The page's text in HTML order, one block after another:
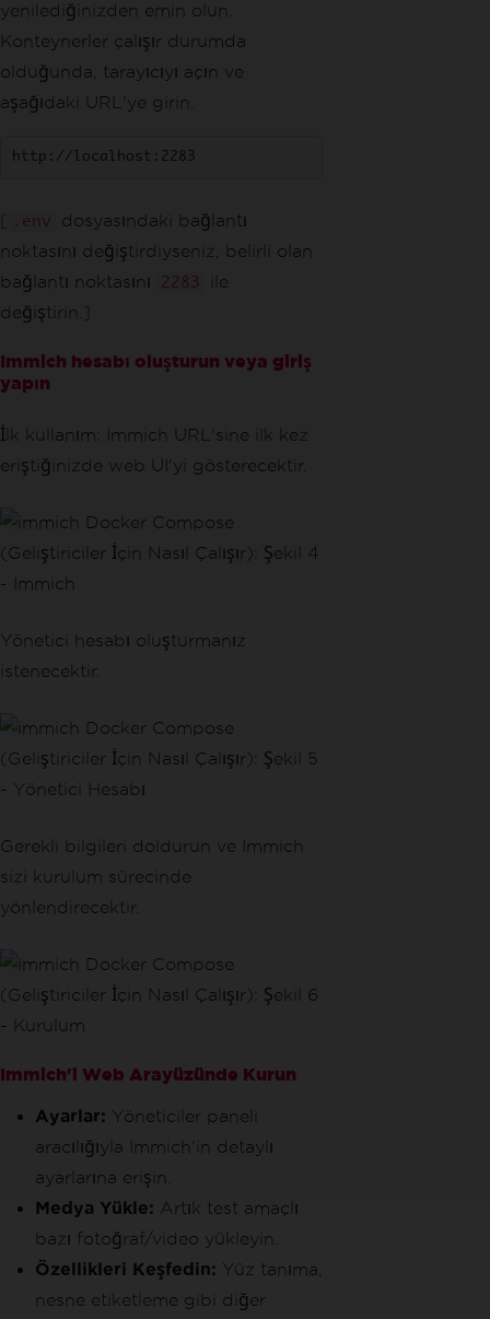
yenilediğinizden emin olun.
Konteynerler çalışır durumda
olduğunda, tarayıcıyı açın ve
aşağıdaki URL'ye girin.
http://localhost:2283
.env
dosyasındaki bağlantı
noktasını değiştirdiyseniz, belirli olan
bağlantı noktasını
2283
ile
değiştirin.]
Immich hesabı oluşturun veya giriş
yapın
İlk kullanım: Immich URL'sine ilk kez
eriştiğinizde web UI'yi gösterecektir.
Yönetici hesabı oluşturmanız
istenecektir.
Gerekli bilgileri doldurun ve Immich
sizi kurulum sürecinde
yönlendirecektir.
Immich'i Web Arayüzünde Kurun
Ayarlar: Yöneticiler paneli
aracılığıyla Immich'in detaylı
ayarlarına erişin.
Medya Yükle: Artık test amaçlı
bazı fotoğraf/video yükleyin.
Özellikleri Keşfedin: Yüz tanıma,
nesne etiketleme gibi diğer